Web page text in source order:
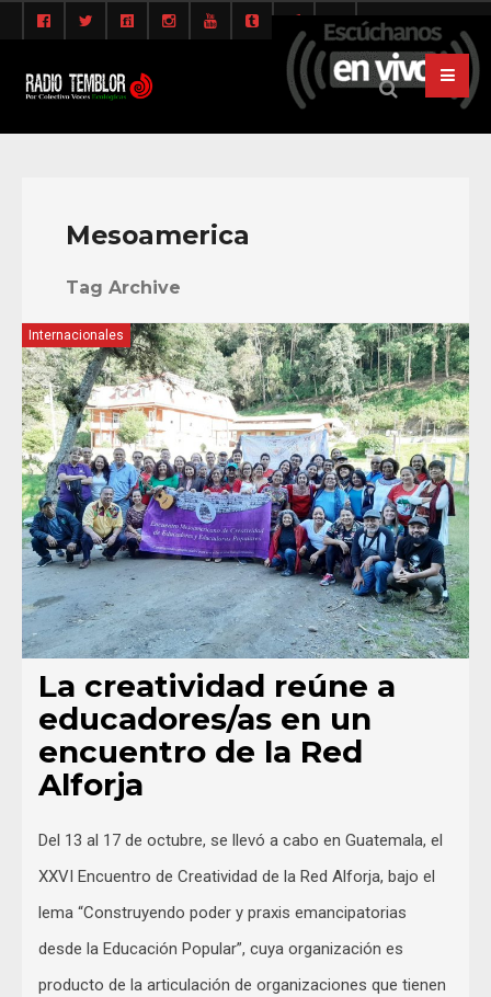
Mesoamerica
Tag Archive
Internacionales
La creatividad reúne a
educadores/as en un
encuentro de la Red
Alforja
Del 13 al 17 de octubre, se llevó a cabo en Guatemala, el
XXVI Encuentro de Creatividad de la Red Alforja, bajo el
lema “Construyendo poder y praxis emancipatorias
desde la Educación Popular”, cuya organización es
producto de la articulación de organizaciones que tienen